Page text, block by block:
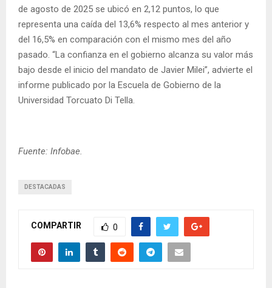
de agosto de 2025 se ubicó en 2,12 puntos, lo que
representa una caída del 13,6% respecto al mes anterior y
del 16,5% en comparación con el mismo mes del año
pasado. “La confianza en el gobierno alcanza su valor más
bajo desde el inicio del mandato de Javier Milei”, advierte el
informe publicado por la Escuela de Gobierno de la
Universidad Torcuato Di Tella.
Fuente: Infobae.
DESTACADAS
COMPARTIR 0